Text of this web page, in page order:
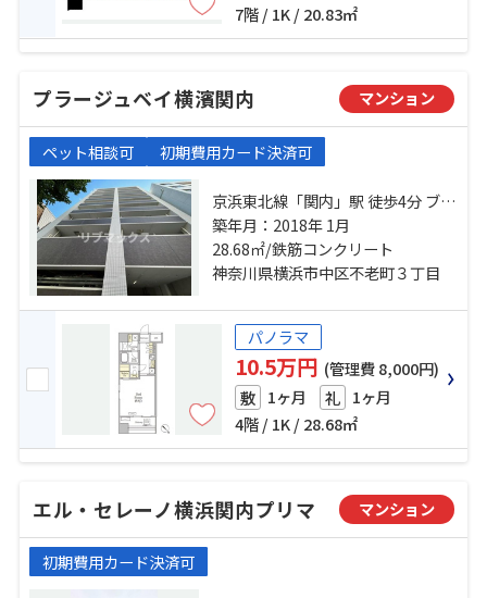
7階 / 1K / 20.83㎡
プラージュベイ横濱関内 マンション
ペット相談可 初期費用カード決済可
京浜東北線「関内」駅 徒歩4分 ブル
ーライン「伊勢佐木長者町」駅 徒
歩6分 みなとみらい線「日本大通
り」駅 徒歩15分
築年月：2018年 1月
28.68㎡/鉄筋コンクリート
神奈川県横浜市中区不老町３丁目
パノラマ
10.5万円 (管理費 8,000円)
敷 1ヶ月 礼 1ヶ月
4階 / 1K / 28.68㎡
エル・セレーノ横浜関内プリマ マンション
初期費用カード決済可